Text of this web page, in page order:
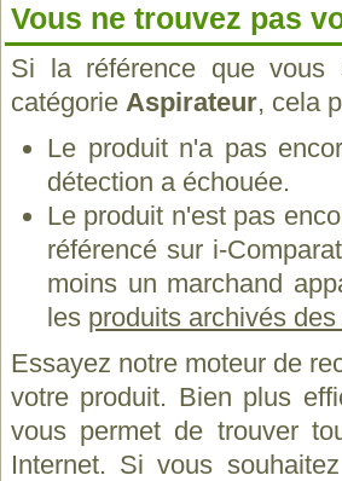
Vous ne trouvez pas
Si la référence que vous
catégorie Aspirateur, cela
Le produit n'a pas
détection a échouée.
Le produit n'est pas
référencé sur i-
moins un marchand
les produits archivés
Essayez notre moteur de
votre produit. Bien plus
vous permet de trouver
Internet. Si vous